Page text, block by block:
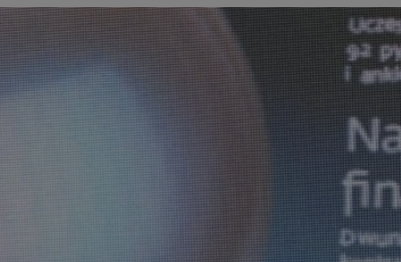
sesji.
sesji.
sesji.
usługę Cookie-
pliki cookie. Jest
Script.com
dla ich
dotyczące
i
że ich
przyszłych